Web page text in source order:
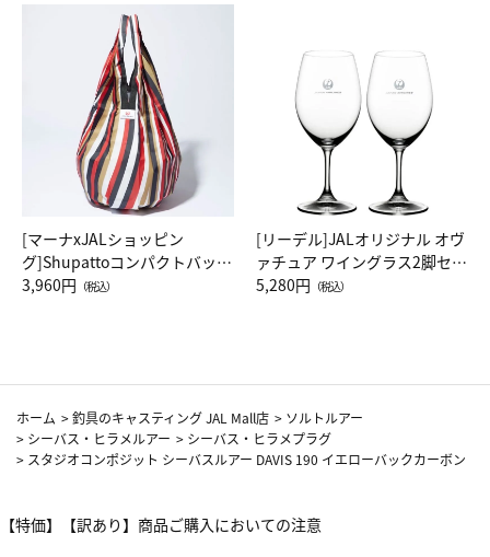
[マーナxJALショッピン
グ]Shupattoコンパクトバッグ
Drop JAL客室乗務員（LC）ス
3,960円 （税込）
[リーデル]JALオリジナル オヴ
ァチュア ワイングラス2脚セッ
ト（レッドワイン）
5,280円 （税込）
ホーム >釣具のキャスティング JAL Mall店 > ソルトルアー
> シーバス・ヒラメルアー > シーバス・ヒラメプラグ
> スタジオコンポジット シーバスルアー DAVIS 190 イエローバックカーボン
【特価】【訳あり】商品ご購入においての注意